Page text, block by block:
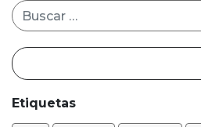
Buscar
Etiquetas